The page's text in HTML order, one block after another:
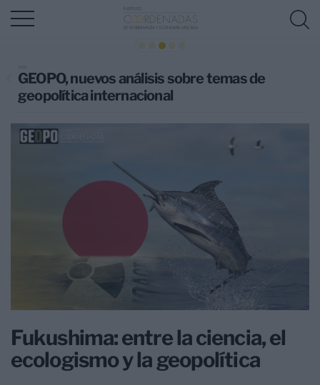
GEOPO, nuevos análisis sobre temas de
geopolítica internacional
Fukushima: entre la ciencia, el
ecologismo y la geopolítica